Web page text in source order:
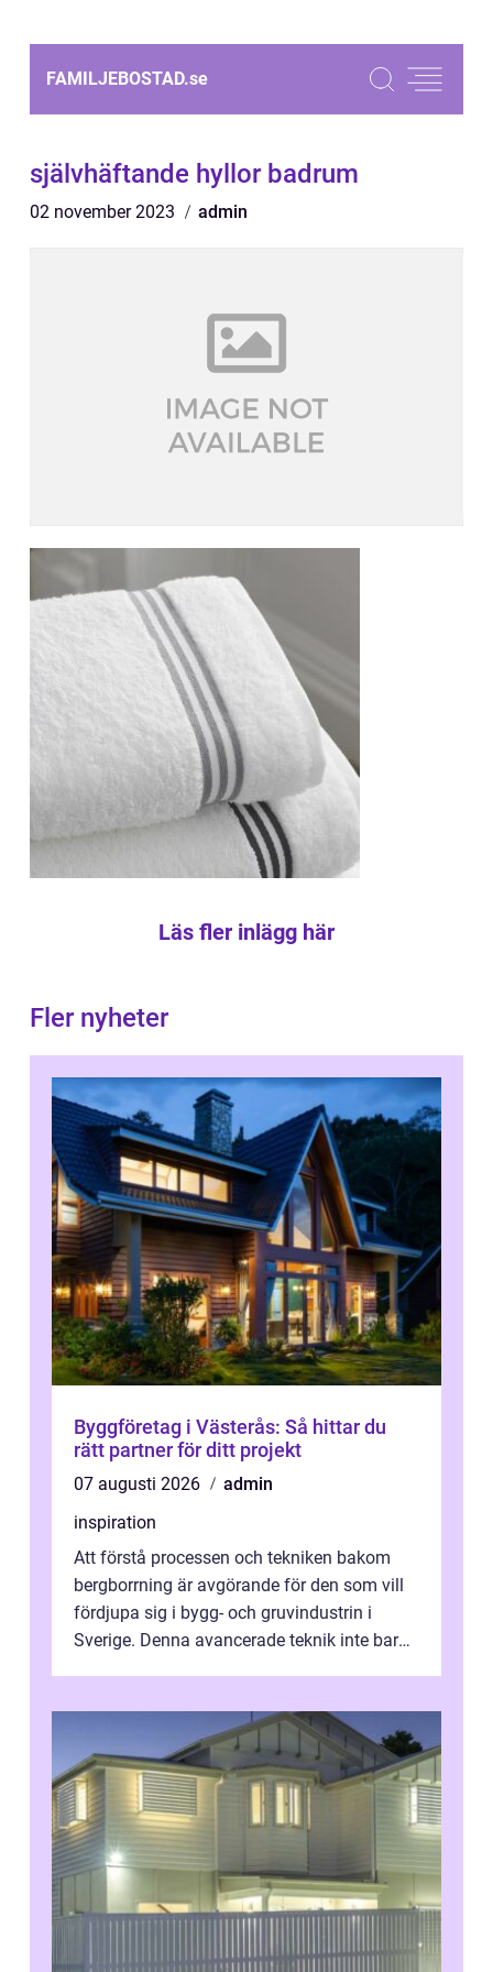
FAMILJEBOSTAD.se
självhäftande hyllor badrum
02 november 2023 admin
Läs fler inlägg här
Fler nyheter
Byggföretag i Västerås: Så hittar du
rätt partner för ditt projekt
07 augusti 2026
admin
inspiration
Att förstå processen och tekniken bakom
bergborrning är avgörande för den som vill
fördjupa sig i bygg- och gruvindustrin i
Sverige. Denna avancerade teknik inte bara